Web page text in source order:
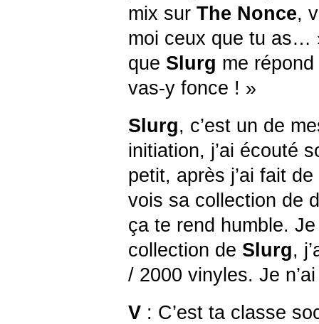
mix sur The Nonce,
moi ceux que tu as…
que Slurg me
vas-y fonce ! »
Slurg, c’est un de
initiation, j’ai écouté
petit, après j’ai fait
vois sa collection de
ça te rend humble.
collection de Slurg,
/ 2000 vinyles. Je
V : C’est ta classe